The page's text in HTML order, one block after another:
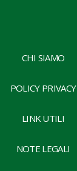
CHI SIAMO
POLICY PRIVACY
LINK UTILI
NOTE LEGALI